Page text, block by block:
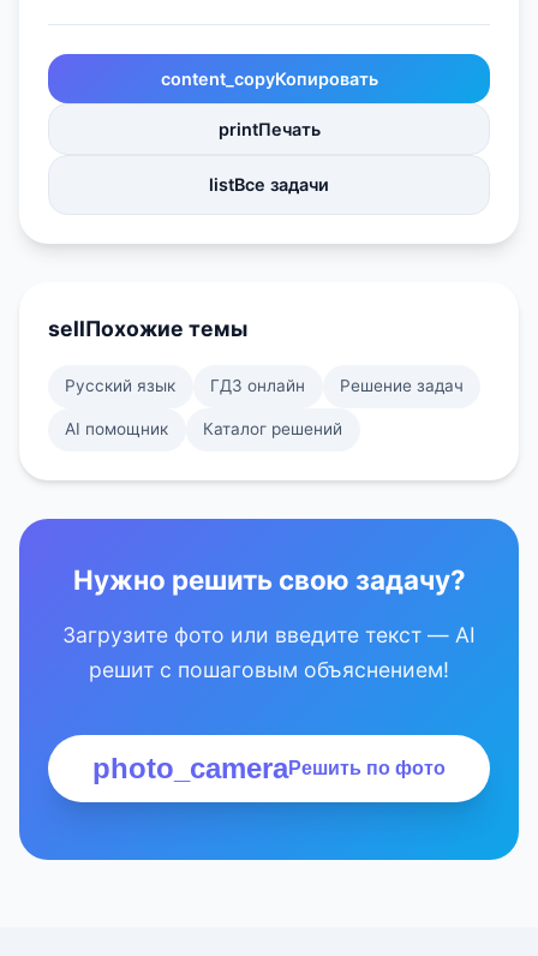
content_copyКопировать
printПечать
listВсе задачи
sellПохожие темы
Русский язык ГДЗ онлайн Решение задач
AI помощник Каталог решений
Нужно решить свою задачу?
Загрузите фото или введите текст — AI
решит с пошаговым объяснением!
photo_cameraРешить по фото